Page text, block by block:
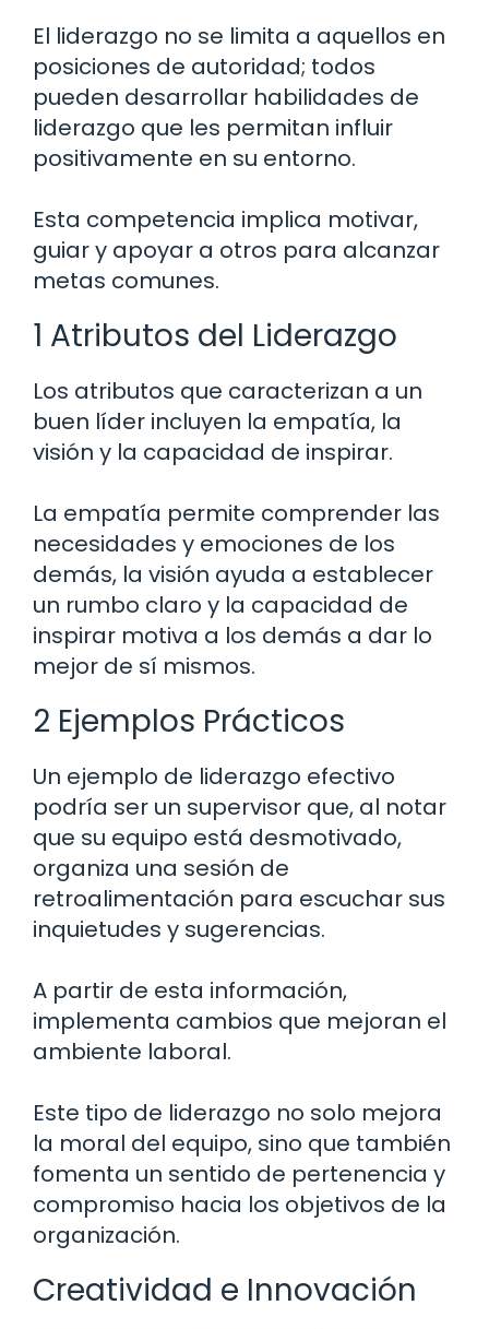
El liderazgo no se limita a aquellos en
posiciones de autoridad; todos
pueden desarrollar habilidades de
liderazgo que les permitan influir
positivamente en su entorno.
Esta competencia implica motivar,
guiar y apoyar a otros para alcanzar
metas comunes.
1 Atributos del Liderazgo
Los atributos que caracterizan a un
buen líder incluyen la empatía, la
visión y la capacidad de inspirar.
La empatía permite comprender las
necesidades y emociones de los
demás, la visión ayuda a establecer
un rumbo claro y la capacidad de
inspirar motiva a los demás a dar lo
mejor de sí mismos.
2 Ejemplos Prácticos
Un ejemplo de liderazgo efectivo
podría ser un supervisor que, al notar
que su equipo está desmotivado,
organiza una sesión de
retroalimentación para escuchar sus
inquietudes y sugerencias.
A partir de esta información,
implementa cambios que mejoran el
ambiente laboral.
Este tipo de liderazgo no solo mejora
la moral del equipo, sino que también
fomenta un sentido de pertenencia y
compromiso hacia los objetivos de la
organización.
Creatividad e Innovación